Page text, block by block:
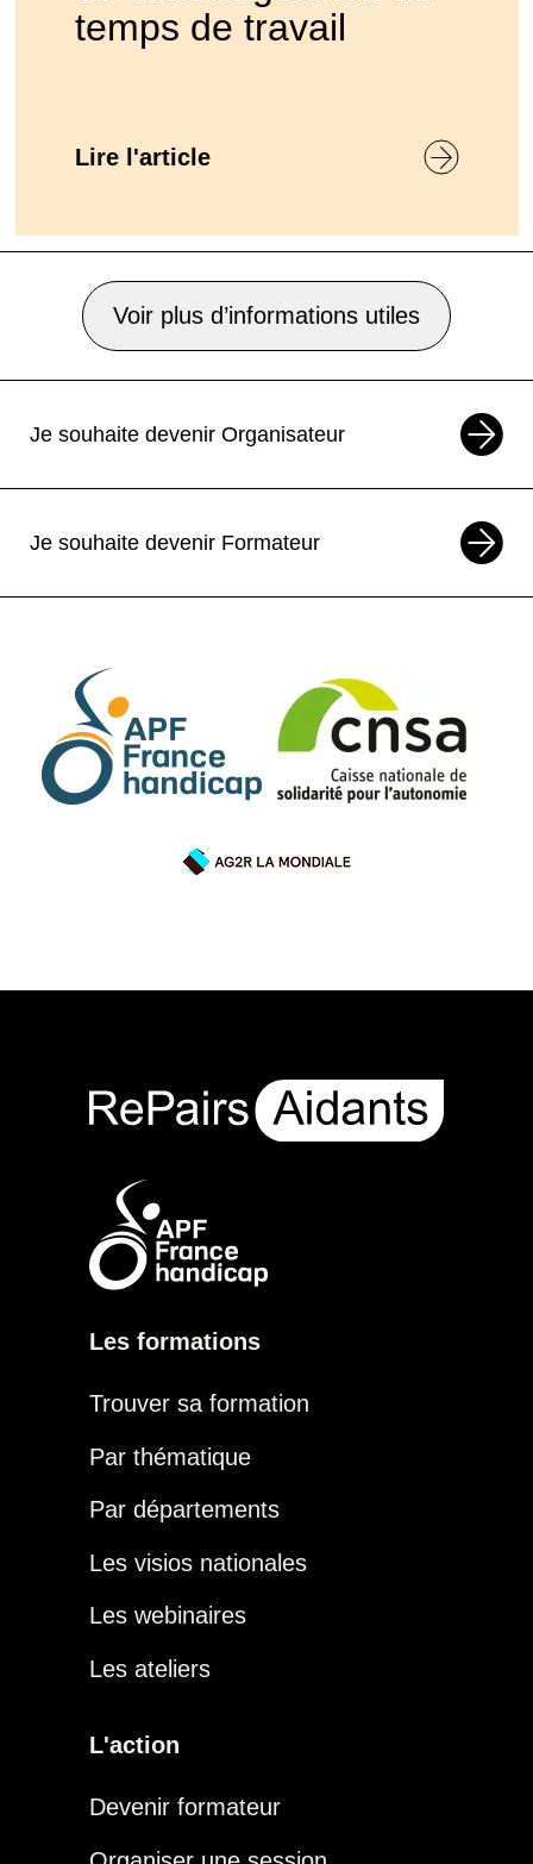
temps de travail
Lire l'article
Voir plus d’informations utiles
Je souhaite devenir Organisateur
Je souhaite devenir Formateur
Les formations
Trouver sa formation
Par thématique
Par départements
Les visios nationales
Les webinaires
Les ateliers
L'action
Devenir formateur